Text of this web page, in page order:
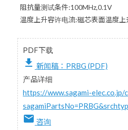
阻抗量测试条件:100MHz,0.1V
温度上升容许电流:磁芯表面温度
PDF下载
file_download 新闻稿：PRBG (PDF)
产品详细
https://www.sagami-elec.co.jp/
email 咨询